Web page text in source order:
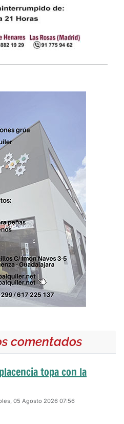
comentados
topa con la
05 Agosto 2026 07:56